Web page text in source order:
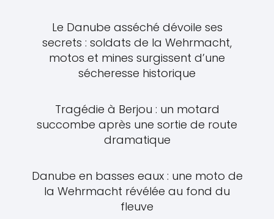
Le Danube asséché dévoile ses
secrets : soldats de la Wehrmacht,
motos et mines surgissent d’une
sécheresse historique
Tragédie à Berjou : un motard
succombe après une sortie de route
dramatique
Danube en basses eaux : une moto de
la Wehrmacht révélée au fond du
fleuve